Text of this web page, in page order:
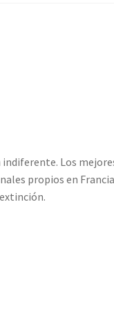
indiferente. Los
propios en